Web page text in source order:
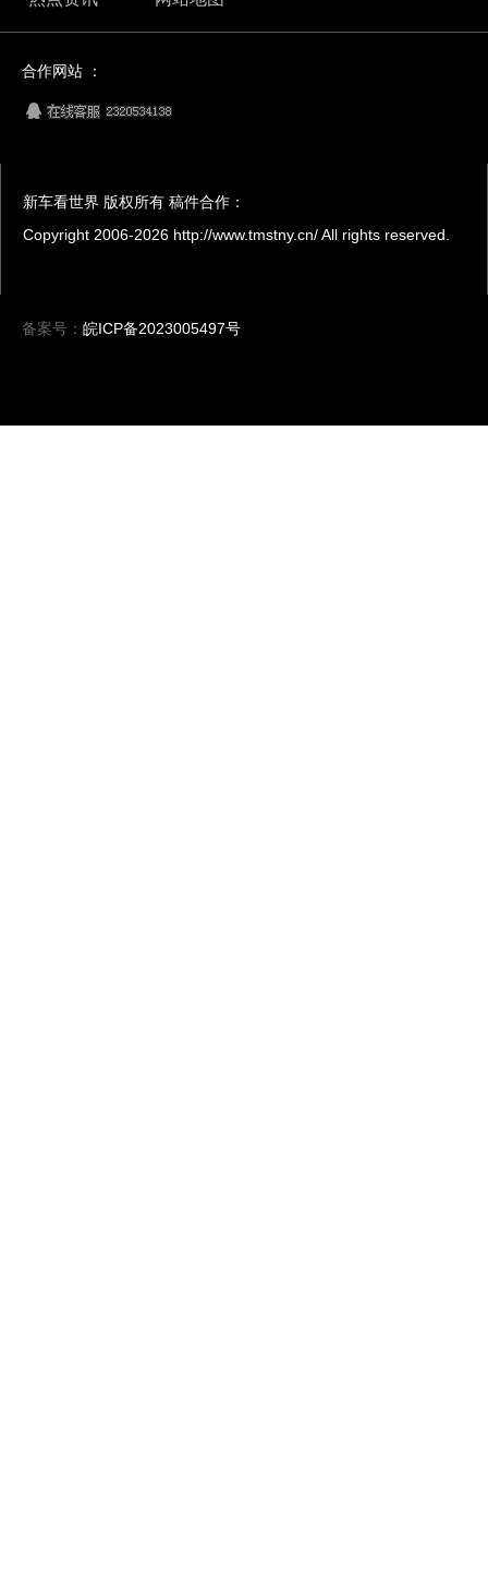
合作网站 ：
新车看世界 版权所有 稿件合作：
Copyright 2006-2026 http://www.tmstny.cn/ All rights reserved.
备案号： 皖ICP备2023005497号